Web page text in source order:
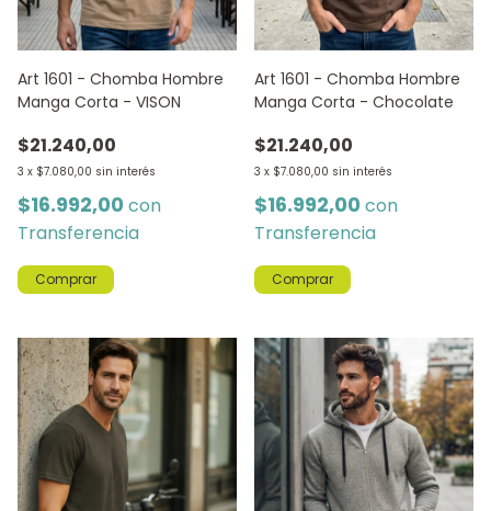
Art 1601 - Chomba Hombre
Manga Corta - VISON
$21.240,00
3 x $7.080,00 sin interés
$16.992,00 con
Transferencia
Comprar
Art 1601 - Chomba Hombre
Manga Corta - Chocolate
$21.240,00
3 x $7.080,00 sin interés
$16.992,00 con
Transferencia
Comprar